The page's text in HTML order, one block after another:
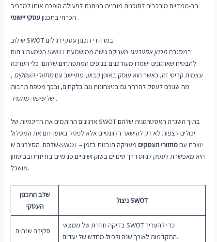
רב-ממדיים מורכבים לתוכנית מובנית הניתנת לפעולה הופכת אותו למרכיב
הכרחי בתכנוןעסקי יישומי .
שילוב SWOT במחזורי תכנון עסקי רגילים
הטמעת ניתוח SWOT במסגרתתכנון אסטרטגי מעניקה גישה ממושמעת
להבטיח שארגונים ישמרו מעודכנים בנופים המתפתחים שלהם. כלי הערכה
עצמית קריטי זה, כאשר הוא עוסק באופן קבוע, מתיישב עםמחזורי העסקים ,
מה שגורם לעסק להרהר גם בניצחונות וגם בלקחים, ובכך מטפח תרבות
שלשיפור מתמיד .
ארגונים הרותמים את הדינמיות של SWOT בתוך השגרה האסטרטגית שלהם
יכולים לצפות לא רק להישאר רלוונטיים אלא לפסל באופן יזום את המסלול
שלהם. הסינרגיה ש-SWOT יוצרת עםמחזורי העסקיםמעניקה תובנות בזמן –
היא מאפשרת לעסק לנווט דרך שינויים בשוק ושינויים פנימיים בזריזות ובביטחון
מושכל.
שלב התכנון
העסקי
ניצול SWOT
סקירה שנתית
בדיקה חוזרת של ממצאי SWOT כדי להעריך
התקדמות לאורך שנה ולכיול מחדש של יעדים.